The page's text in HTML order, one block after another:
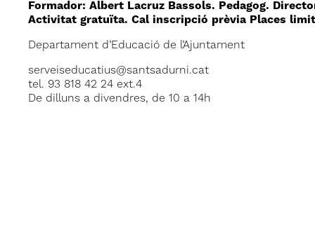
Formador: Albert Lacruz Bassols. Pedagog.
Activitat gratuïta. Cal inscripció prèvia Places
Departament d’Educació de l’Ajuntament
serveiseducatius@santsadurni.cat
tel. 93 818 42 24 ext.4
De dilluns a divendres, de 10 a 14h